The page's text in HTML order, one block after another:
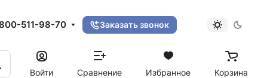
511-98-70 Заказать звонок
Войти
Сравнение Избранное Корзина